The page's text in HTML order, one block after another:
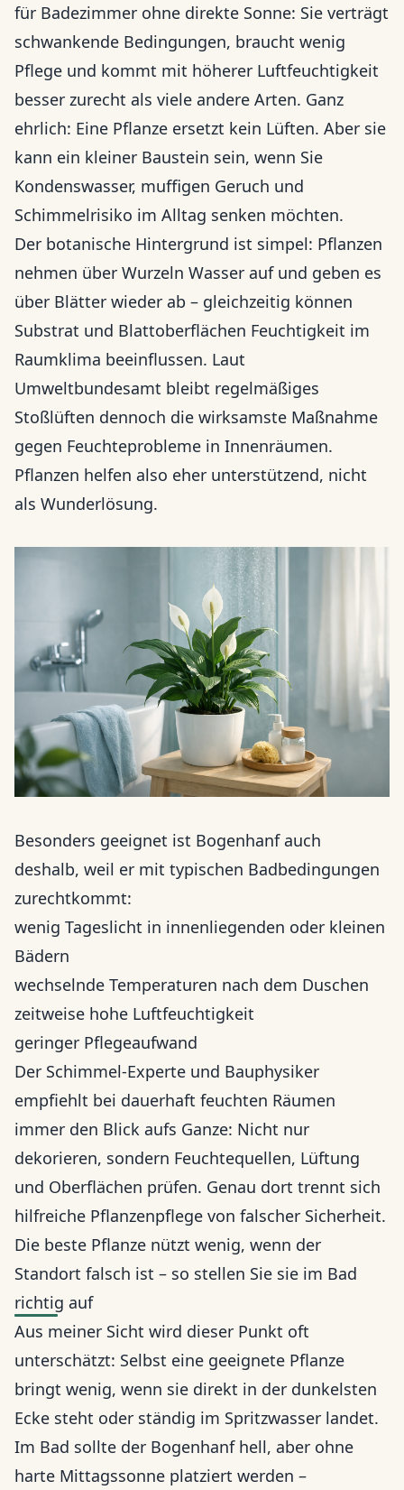
für Badezimmer ohne direkte Sonne: Sie verträgt
schwankende Bedingungen, braucht wenig
Pflege und kommt mit höherer Luftfeuchtigkeit
besser zurecht als viele andere Arten. Ganz
ehrlich: Eine Pflanze ersetzt kein Lüften. Aber sie
kann ein kleiner Baustein sein, wenn Sie
Kondenswasser, muffigen Geruch und
Schimmelrisiko im Alltag senken möchten.
Der botanische Hintergrund ist simpel: Pflanzen
nehmen über Wurzeln Wasser auf und geben es
über Blätter wieder ab – gleichzeitig können
Substrat und Blattoberflächen Feuchtigkeit im
Raumklima beeinflussen. Laut
Umweltbundesamt bleibt regelmäßiges
Stoßlüften dennoch die wirksamste Maßnahme
gegen Feuchteprobleme in Innenräumen.
Pflanzen helfen also eher unterstützend, nicht
als Wunderlösung.
Besonders geeignet ist Bogenhanf auch
deshalb, weil er mit typischen Badbedingungen
zurechtkommt:
wenig Tageslicht in innenliegenden oder kleinen
Bädern
wechselnde Temperaturen nach dem Duschen
zeitweise hohe Luftfeuchtigkeit
geringer Pflegeaufwand
Der Schimmel-Experte und Bauphysiker
empfiehlt bei dauerhaft feuchten Räumen
immer den Blick aufs Ganze: Nicht nur
dekorieren, sondern Feuchtequellen, Lüftung
und Oberflächen prüfen. Genau dort trennt sich
hilfreiche Pflanzenpflege von falscher Sicherheit.
Die beste Pflanze nützt wenig, wenn der
Standort falsch ist – so stellen Sie sie im Bad
richtig auf
Aus meiner Sicht wird dieser Punkt oft
unterschätzt: Selbst eine geeignete Pflanze
bringt wenig, wenn sie direkt in der dunkelsten
Ecke steht oder ständig im Spritzwasser landet.
Im Bad sollte der Bogenhanf hell, aber ohne
harte Mittagssonne platziert werden –